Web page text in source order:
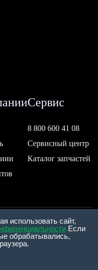
мне
Сервис
8 800 600 41 08
Сервисный центр
Каталог запчастей
с площадок
использовать сайт,
Если
обрабатывались,